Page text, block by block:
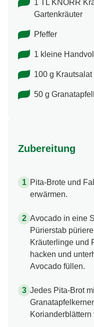
1 TL KNORR
Gartenkräuter
Pfeffer
1 kleine
100 g
50 g
Zubereitung
Pita-Brote und
erwärmen.
Avocado in eine
Pürierstab
Kräuterlinge und
hacken und
Avocado füllen.
Jedes Pita-Brot
Korianderblättern